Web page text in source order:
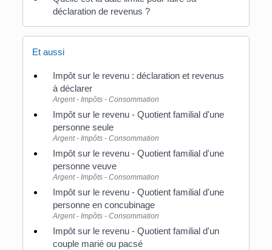
déclaration de revenus ?
Et aussi
Impôt sur le revenu : déclaration et revenus
à déclarer
Argent - Impôts - Consommation
Impôt sur le revenu - Quotient familial d'une
personne seule
Argent - Impôts - Consommation
Impôt sur le revenu - Quotient familial d'une
personne veuve
Argent - Impôts - Consommation
Impôt sur le revenu - Quotient familial d'une
personne en concubinage
Argent - Impôts - Consommation
Impôt sur le revenu - Quotient familial d'un
couple marié ou pacsé